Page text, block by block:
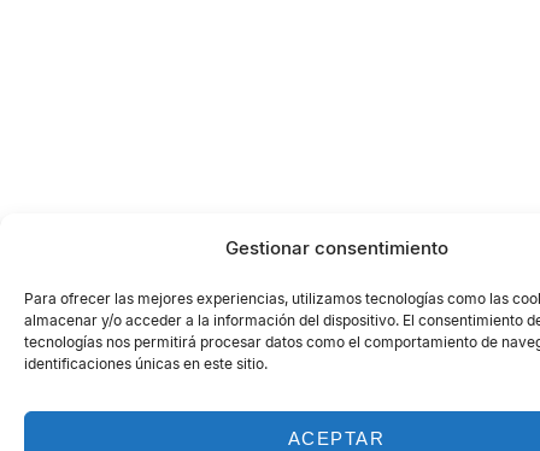
Gestionar consentimiento
Para ofrecer las mejores experiencias, utilizamos tecnologías como las
almacenar y/o acceder a la información del dispositivo. El consentimiento
tecnologías nos permitirá procesar datos como el comportamiento de
identificaciones únicas en este sitio.
ACEPTAR